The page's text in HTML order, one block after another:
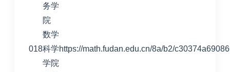
务学
院
018
数学
科学
学院
https://math.fudan.edu.cn/8a/b2/